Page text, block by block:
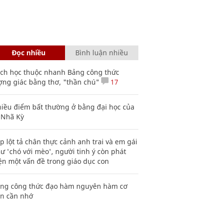
Đọc nhiều Bình luận nhiều
học thuộc nhanh Bảng công thức
giác bằng thơ, "thần chú"
17
điểm bất thường ở bằng đại học của
Kỳ
lột tả chân thực cảnh anh trai và em gái
'chó với mèo', người tinh ý còn phát
một vấn đề trong giáo dục con
công thức đạo hàm nguyên hàm cơ
cần nhớ